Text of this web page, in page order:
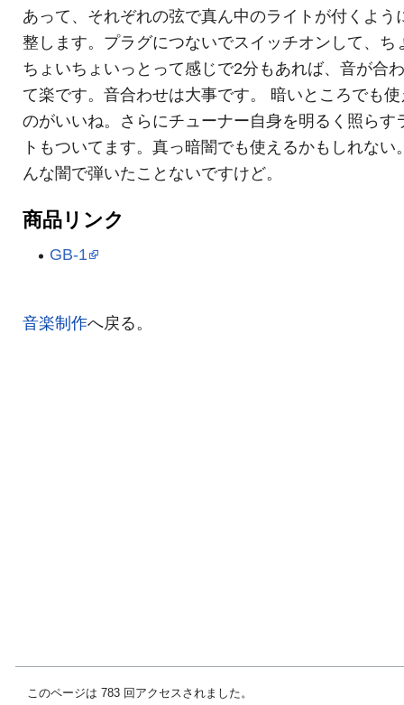
あって、それぞれの弦で真ん中のライトが付くよう
整します。プラグにつないでスイッチオンして、ち
ちょいちょいっとって感じで2分もあれば、音が合
て楽です。音合わせは大事です。 暗いところでも
のがいいね。さらにチューナー自身を明るく照らす
トもついてます。真っ暗闇でも使えるかもしれない
んな闇で弾いたことないですけど。
商品リンク
GB-1
音楽制作へ戻る。
このページは 783 回アクセスされました。